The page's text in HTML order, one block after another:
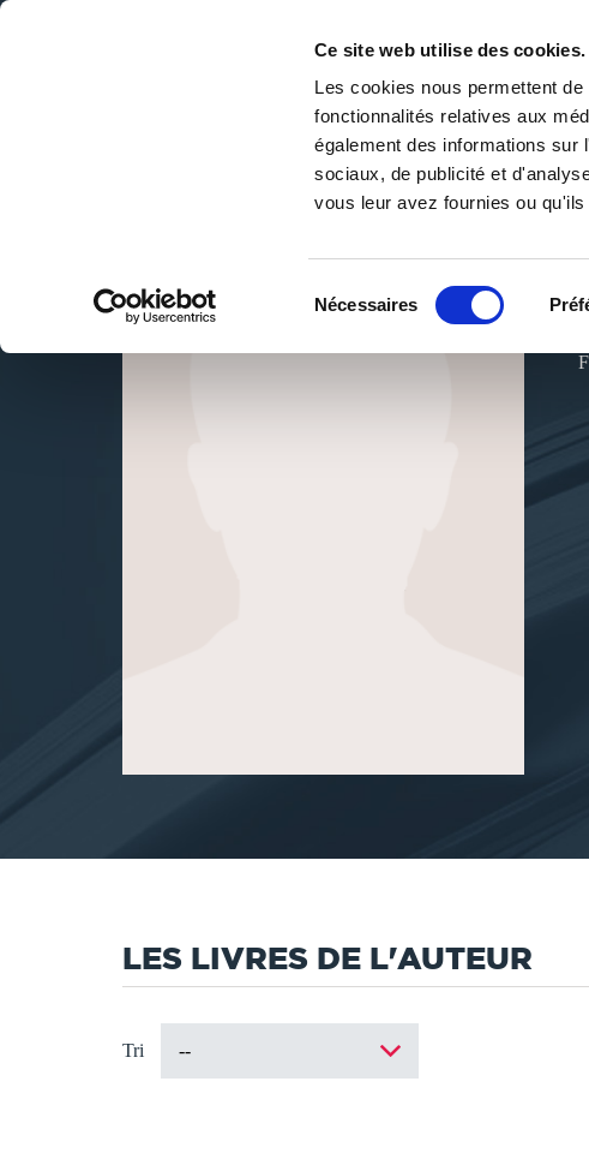
Ce site web utilise des cookies.
Les cookies nous permettent
fonctionnalités relatives aux
également des informations sur
sociaux, de publicité et
vous leur avez fournies ou
Nécessaires
DE LA PAGE BLANCHE... AU BEST SELLER
LES LIVRES DE L'AUTEUR
Tri